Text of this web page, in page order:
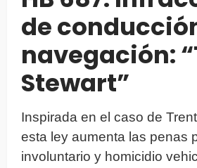
de
navegación:
Stewart”
Inspirada en el caso de
esta ley aumenta las penas
involuntario y homicidio